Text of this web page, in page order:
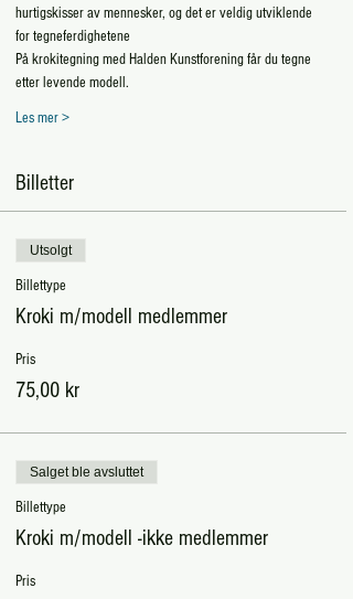
hurtigskisser av mennesker, og det er veldig utviklende
for tegneferdighetene
På krokitegning med Halden Kunstforening får du tegne
etter levende modell.
Les mer >
Billetter
Utsolgt
Billettype
Kroki m/modell medlemmer
Pris
75,00 kr
Salget ble avsluttet
Billettype
Kroki m/modell -ikke medlemmer
Pris